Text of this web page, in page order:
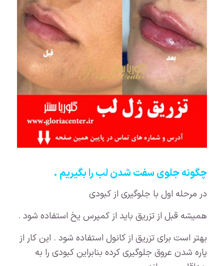
چگونه جلوی سفت شدن لب را بگیریم .
در مرحله اول با جلوگیری از کبودی
همیشه قبل از تزریق باید از کمپرس یخ استفاده شود .
بهتر است برای تزریق از کانول استفاده شود . این کار از
پاره شدن عروق جلوگیری کرده بنابراین کبودی را به